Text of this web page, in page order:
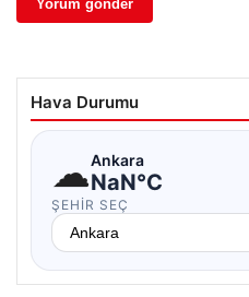
Hava Durumu
☁Ankara
NaN°C
ŞEHIR SEÇ